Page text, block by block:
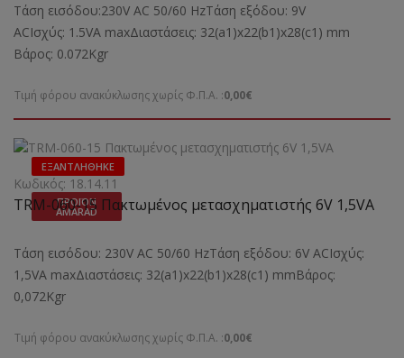
Τάση εισόδου:230V AC 50/60 HzΤάση εξόδου: 9V
ACΙσχύς: 1.5VA maxΔιαστάσεις: 32(a1)x22(b1)x28(c1) mm
Bάρος: 0.072Kgr
Τιμή φόρου ανακύκλωσης χωρίς Φ.Π.Α. :0,00€
ΕΞΑΝΤΛΉΘΗΚΕ
ΠΡΟΪΌΝ
AMARAD
Κωδικός: 18.14.11
TRM-060-15 Πακτωμένος μετασχηματιστής 6V 1,5VA
Τάση εισόδου: 230V AC 50/60 HzΤάση εξόδου: 6V ACΙσχύς:
1,5VA maxΔιαστάσεις: 32(a1)x22(b1)x28(c1) mmBάρος:
0,072Kgr
Τιμή φόρου ανακύκλωσης χωρίς Φ.Π.Α. :0,00€